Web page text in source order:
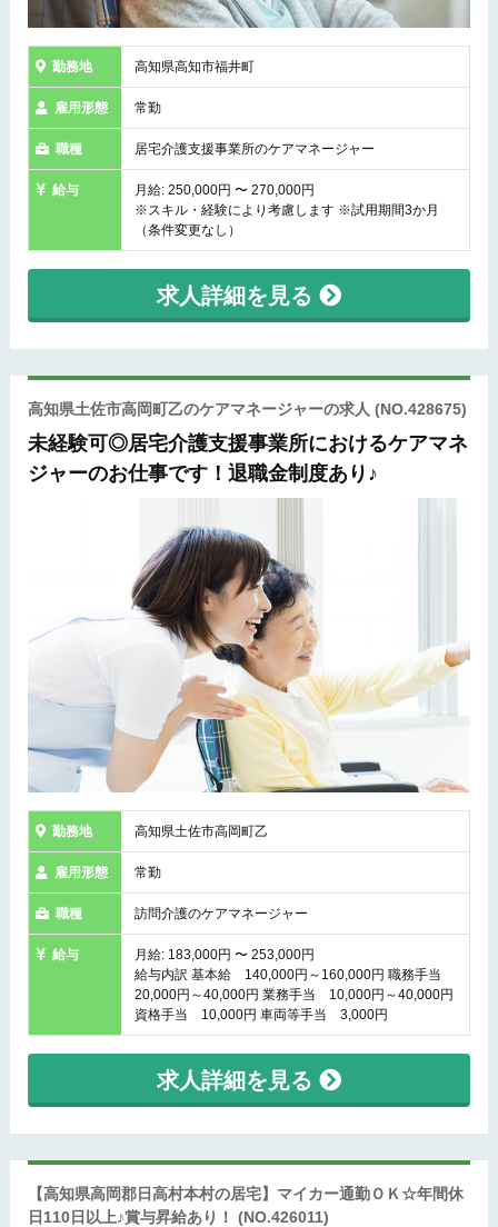
勤務地 高知県高知市福井町
雇用形態 常勤
職種 居宅介護支援事業所のケアマネージャー
給与
月給: 250,000円 〜 270,000円
※スキル・経験により考慮します ※試用期間3か月
（条件変更なし）
求人詳細を見る
高知県土佐市高岡町乙のケアマネージャーの求人 (NO.428675)
未経験可◎居宅介護支援事業所におけるケアマネ
ジャーのお仕事です！退職金制度あり♪
勤務地 高知県土佐市高岡町乙
雇用形態 常勤
職種 訪問介護のケアマネージャー
給与
月給: 183,000円 〜 253,000円
給与内訳 基本給 140,000円～160,000円 職務手当
20,000円～40,000円 業務手当 10,000円～40,000円
資格手当 10,000円 車両等手当 3,000円
求人詳細を見る
【高知県高岡郡日高村本村の居宅】マイカー通勤ＯＫ☆年間休
日110日以上♪賞与昇給あり！ (NO.426011)